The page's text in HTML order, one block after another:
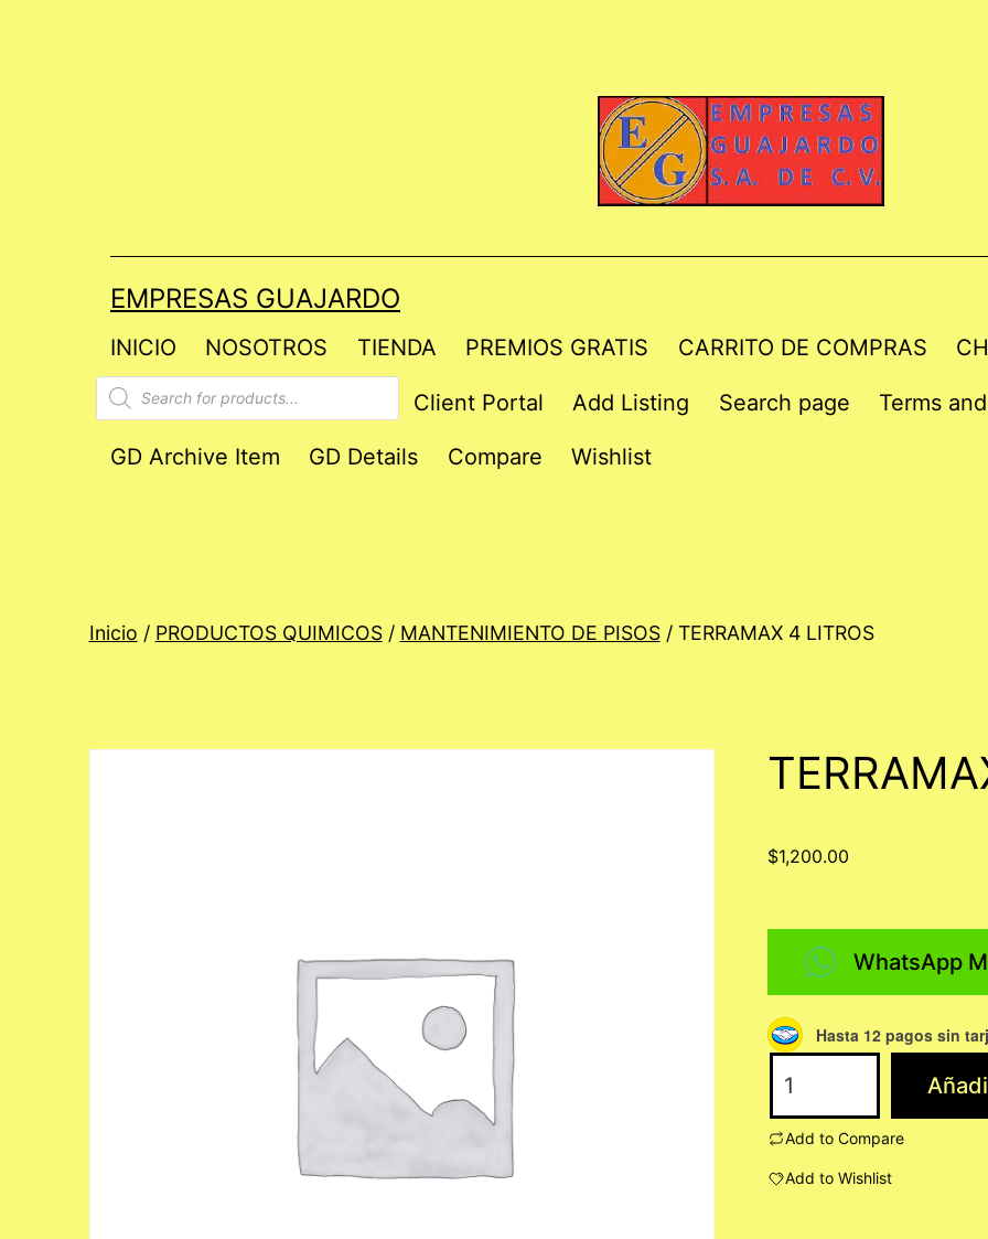
EMPRESAS GUAJARDO
INICIO NOSOTROS TIENDA PREMIOS GRATIS CARRITO DE COMPRAS
Products
search
Client Portal Add Listing Search page Terms
GD Archive Item GD Details Compare Wishlist
Inicio / PRODUCTOS QUIMICOS/ MANTENIMIENTO DE PISOS/ TERRAMAX 4 LITROS
$1,200.00
WhatsApp
Hasta 12 pagos sin
LITROS
cantidad
Add to Compare
Add to Wishlist